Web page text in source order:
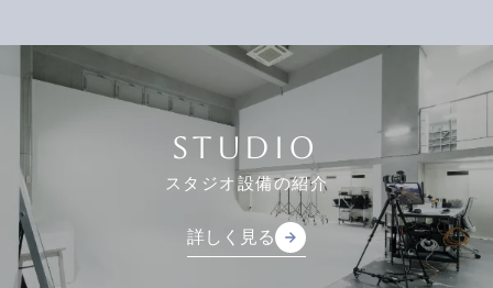
STUDIO
スタジオ設備の紹介
詳しく見る
詳しく見る
arrow_forward
arrow_forward